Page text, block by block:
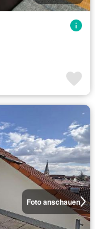
Foto anschauen